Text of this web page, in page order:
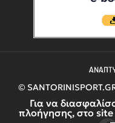
Για να
πλοήγησης, στο site
©